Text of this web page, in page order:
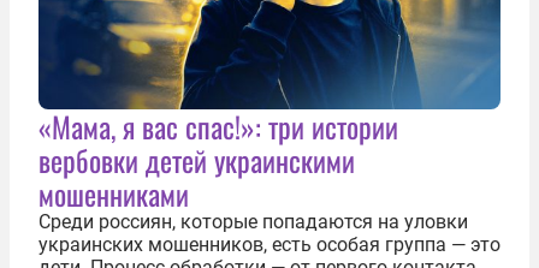
«Мама, я вас спас!»: три истории
вербовки детей украинскими
мошенниками
Среди россиян, которые попадаются на уловки
украинских мошенников, есть особая группа — это